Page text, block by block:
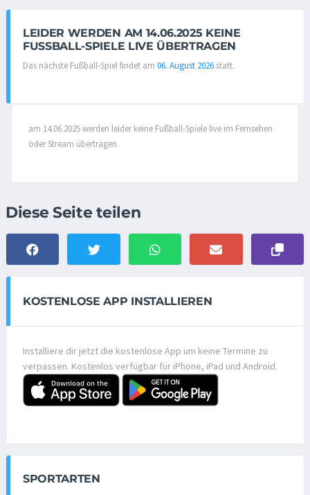
LEIDER WERDEN AM 14.06.2025 KEINE
FUSSBALL-SPIELE LIVE ÜBERTRAGEN
Das nächste Fußball-Spiel findet am 06. August 2026 statt.
am 14.06.2025 werden leider keine Fußball-Spiele live im Fernsehen
oder Stream übertragen.
Diese Seite teilen
KOSTENLOSE APP INSTALLIEREN
Installiere dir jetzt die kostenlose App um keine Termine zu
verpassen. Kostenlos verfügbar für iPhone, iPad und Android.
SPORTARTEN